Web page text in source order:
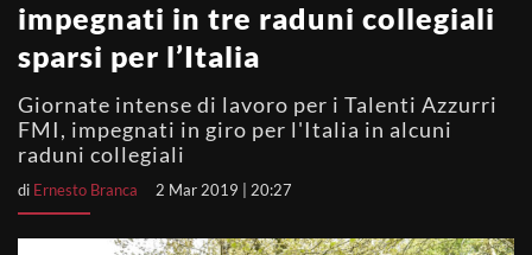
impegnati in tre raduni collegiali
sparsi per l’Italia
Giornate intense di lavoro per i Talenti Azzurri
FMI, impegnati in giro per l'Italia in alcuni
raduni collegiali
di Ernesto Branca 2 Mar 2019 | 20:27